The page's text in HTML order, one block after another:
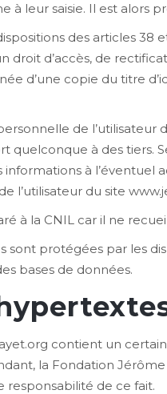
à leur saisie. Il est alors
des articles 38
droit d’accès, de
d’une copie du titre
de l’utilisateur
quelconque à des tiers.
informations à
l’utilisateur du site
à la CNIL car il ne
sont protégées par les
bases de données.
contient un
la Fondation Jérôme
responsabilité de ce fait.